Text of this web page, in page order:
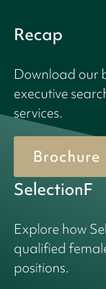
Recap
Download our
executive
services.
Brochure
SelectionF
Explore how
qualified
positions.